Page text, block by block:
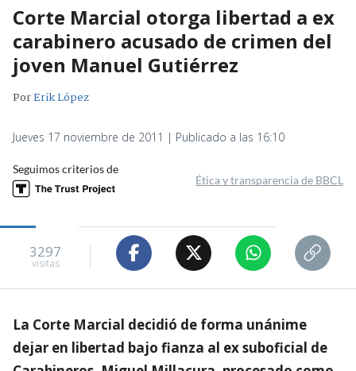
Corte Marcial otorga libertad a ex
carabinero acusado de crimen del
joven Manuel Gutiérrez
PorErik López
Jueves 17 noviembre de 2011 | Publicado a las 16:10
Seguimos criterios de
Ética y transparencia de BBCL
3297
visitas
La Corte Marcial decidió de forma unánime
dejar en libertad bajo fianza al ex suboficial de